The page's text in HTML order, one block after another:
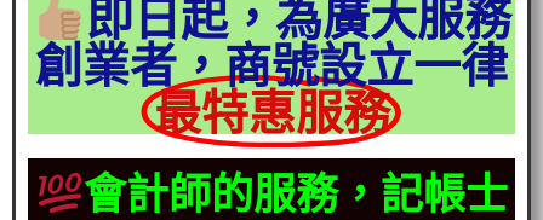
即日起，為廣大服務
創業者，商號設立一律
最特惠服務
會計師的服務，記帳士